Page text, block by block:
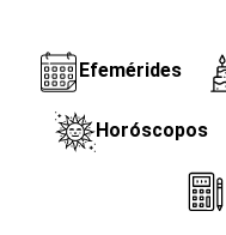
Efemérides
Horóscopos